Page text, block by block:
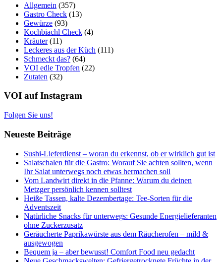
Allgemein (357)
Gastro Check (13)
Gewürze (93)
Kochbiachl Check (4)
Kräuter(11)
Leckeres aus der Küch (111)
Schmeckt das? (64)
VOI edle Tropfen (22)
Zutaten (32)
VOI auf Instagram
Folgen Sie uns!
Neueste Beiträge
Sushi-Lieferdienst – woran du erkennst, ob er wirklich gut ist
Salatschalen für die Gastro: Worauf Sie achten sollten, wenn
Ihr Salat unterwegs noch etwas hermachen soll
Vom Landwirt direkt in die Pfanne: Warum du deinen
Metzger persönlich kennen solltest
Heiße Tassen, kalte Dezembertage: Tee-Sorten für die
Adventszeit
Natürliche Snacks für unterwegs: Gesunde Energielieferanten
ohne Zuckerzusatz
Geräucherte Paprikawürste aus dem Räucherofen – mild &
ausgewogen
Bequem ja – aber bewusst! Comfort Food neu gedacht